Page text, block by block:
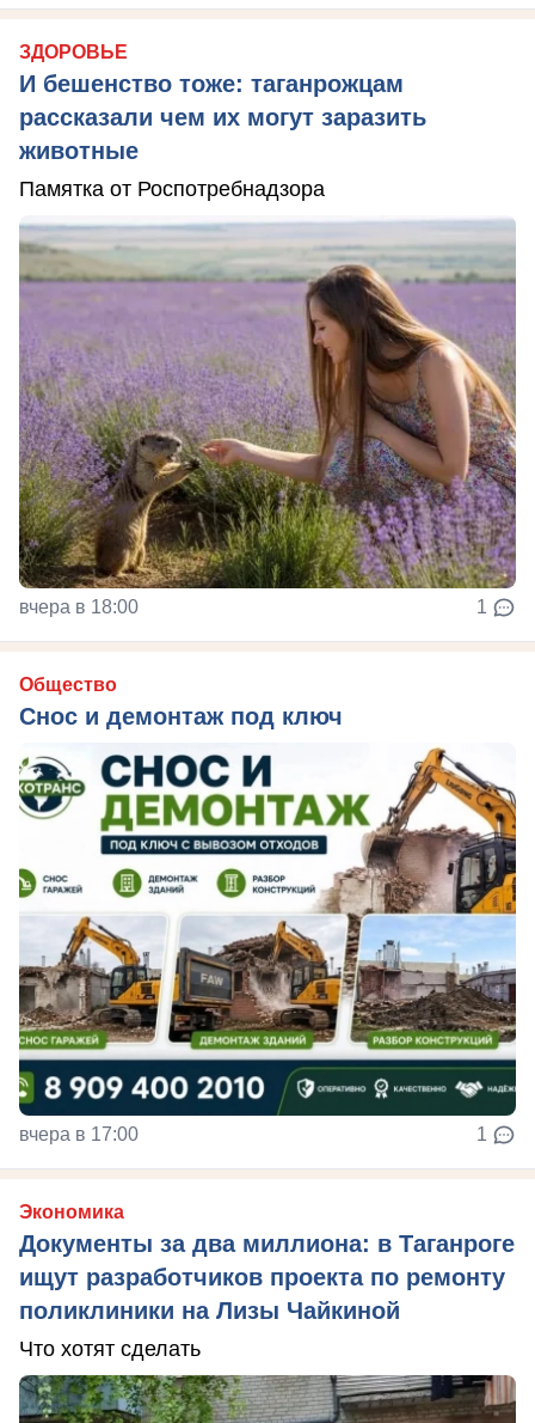
ЗДОРОВЬЕ
И бешенство тоже: таганрожцам
рассказали чем их могут заразить
животные
Памятка от Роспотребнадзора
вчера в 18:00 1
Общество
Снос и демонтаж под ключ
вчера в 17:00 1
Экономика
Документы за два миллиона: в Таганроге
ищут разработчиков проекта по ремонту
поликлиники на Лизы Чайкиной
Что хотят сделать